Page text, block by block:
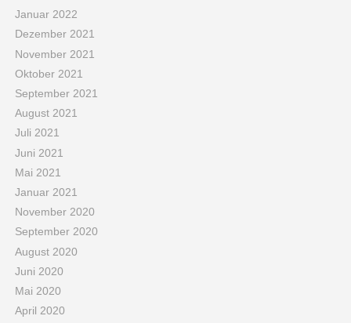
Januar 2022
Dezember 2021
November 2021
Oktober 2021
September 2021
August 2021
Juli 2021
Juni 2021
Mai 2021
Januar 2021
November 2020
September 2020
August 2020
Juni 2020
Mai 2020
April 2020